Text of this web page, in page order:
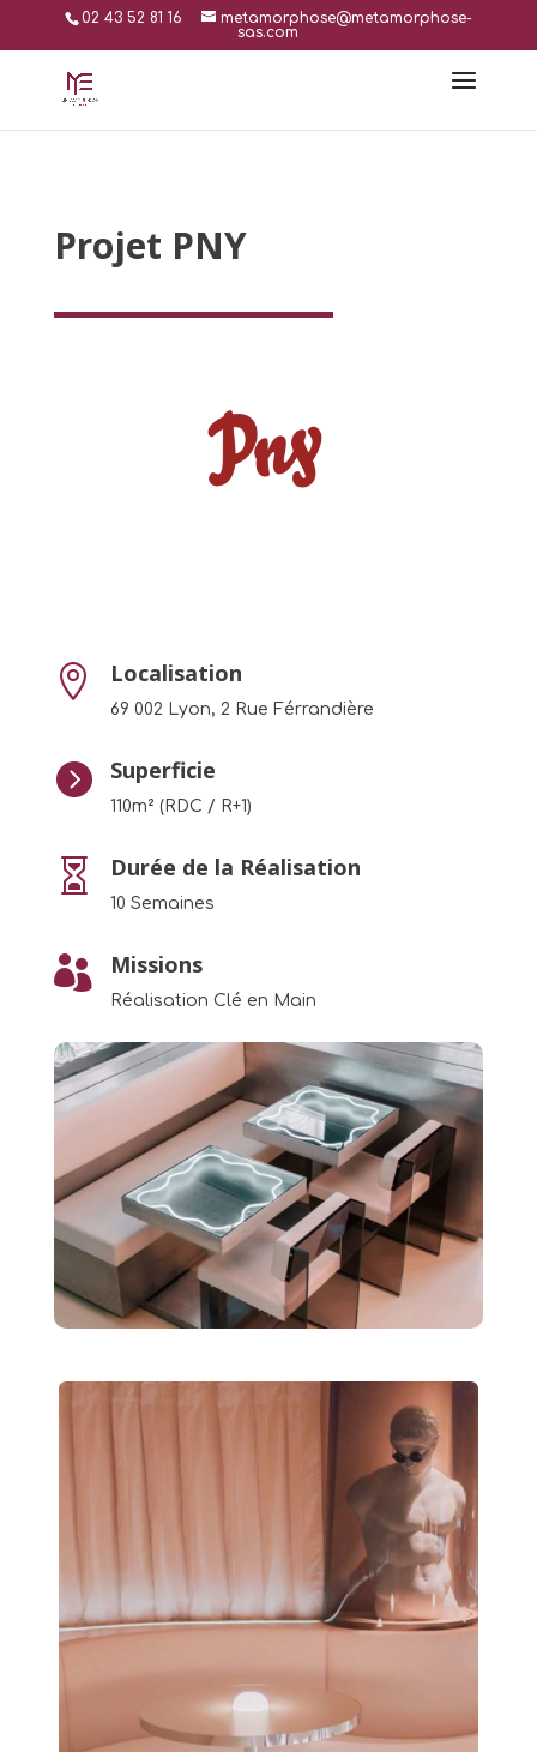
02 43 52 81 16
metamorphose@metamorphose-
sas.com
Projet PNY
 Localisation
69 002 Lyon, 2 Rue Férrandière
 Superficie
110m² (RDC / R+1)
 Durée de la Réalisation
10 Semaines
 Missions
Réalisation Clé en Main